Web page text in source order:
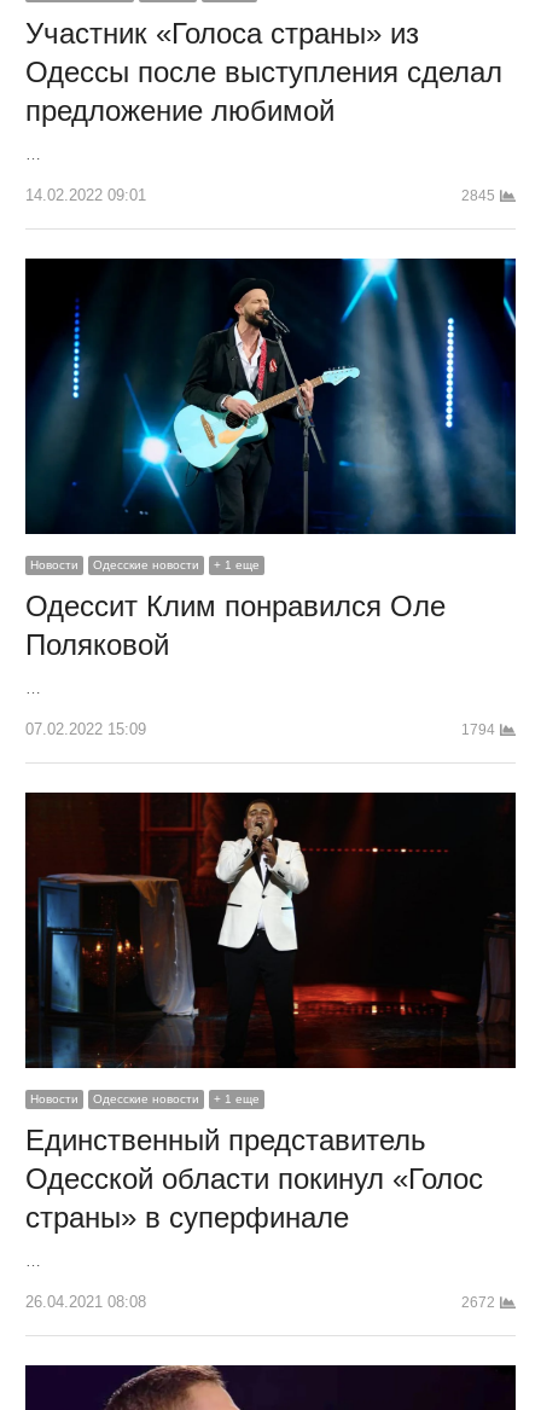
Участник «Голоса страны» из
Одессы после выступления сделал
предложение любимой
14.02.2022 09:01 2845
Новости Одесские новости + 1 еще
Одессит Клим понравился Оле
Поляковой
…
07.02.2022 15:09 1794
Новости Одесские новости + 1 еще
Единственный представитель
Одесской области покинул «Голос
страны» в суперфинале
…
26.04.2021 08:08 2672